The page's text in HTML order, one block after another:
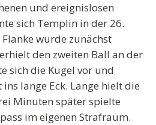
und ereignislosen
sich Templin in der 26.
wurde zunächst
den zweiten Ball an der
sich die Kugel vor und
lange Eck. Lange hielt die
Minuten später spielte
im eigenen Strafraum.